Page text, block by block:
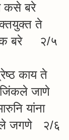
कसे बरे
ते
बरे २/५
काय ते
जाणे
यांना
जगणे २/६